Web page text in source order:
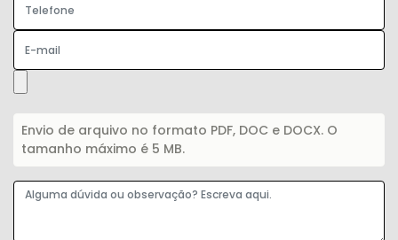
Envio de arquivo no formato PDF, DOC e DOCX. O
tamanho máximo é 5 MB.